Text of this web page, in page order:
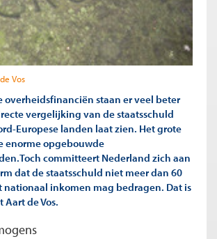
Vos
overheidsfinanciën staan er veel beter
vergelijking van de staatsschuld
Europese landen laat zien. Het grote
enorme opgebouwde
committeert Nederland zich aan
dat de staatsschuld niet meer dan 60
nationaal inkomen mag bedragen. Dat is
de Vos.